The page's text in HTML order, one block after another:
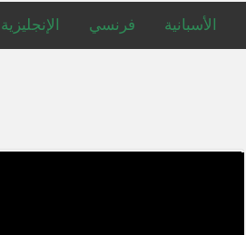
الإنجليزية فرنسي الأسبانية